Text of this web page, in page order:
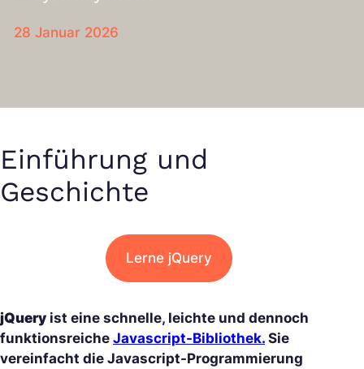
28 Januar 2026
Einführung und
Geschichte
Lerne jQuery
jQuery ist eine schnelle, leichte und dennoch
funktionsreiche Javascript-Bibliothek. Sie
vereinfacht die Javascript-Programmierung